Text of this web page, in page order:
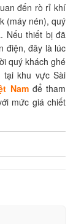
đến rò rỉ khí
(máy nén), quý
Nếu thiết bị đã
điện, đây là lúc
quý khách ghé
tại khu vực Sài
Namđể tham
mức giá chiết